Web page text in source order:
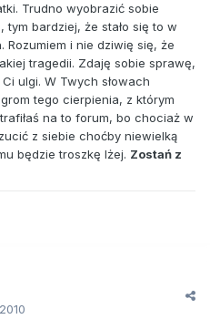
Trudno wyobrazić sobie
bardziej, że stało się to w
i nie dziwię się, że
tragedii. Zdaję sobie sprawę,
ulgi. W Twych słowach
tego cierpienia, z którym
na to forum, bo chociaż w
z siebie choćby niewielką
będzie troszkę lżej. Zostań z